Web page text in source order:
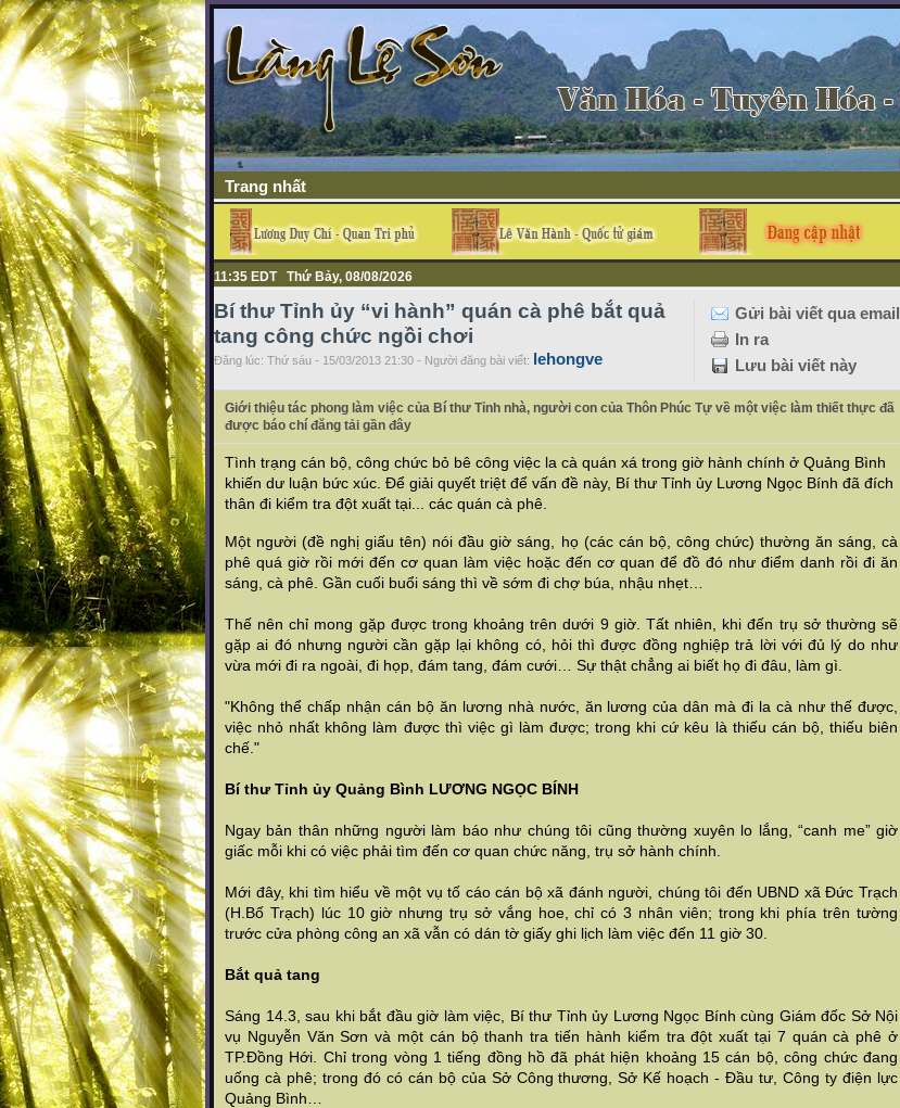
Trang nhất
11:35 EDT Thứ Bảy, 08/08/2026
Gửi bài viết qua email
In ra
Lưu bài viết này
Bí thư Tỉnh ủy “vi hành” quán cà phê bắt quả
tang công chức ngồi chơi
Đăng lúc: Thứ sáu - 15/03/2013 21:30 - Người đăng bài viết: lehongve
Giới thiệu tác phong làm việc của Bí thư Tỉnh nhà, người con của Thôn Phúc Tự về một việc làm thiết thực đã
được báo chí đăng tải gần đây
Tình trạng cán bộ, công chức bỏ bê công việc la cà quán xá trong giờ hành chính ở Quảng Bình
khiến dư luận bức xúc. Để giải quyết triệt để vấn đề này, Bí thư Tỉnh ủy Lương Ngọc Bính đã đích
thân đi kiểm tra đột xuất tại... các quán cà phê.
Một người (đề nghị giấu tên) nói đầu giờ sáng, họ (các cán bộ, công chức) thường ăn sáng, cà
phê quá giờ rồi mới đến cơ quan làm việc hoặc đến cơ quan để đồ đó như điểm danh rồi đi ăn
sáng, cà phê. Gần cuối buổi sáng thì về sớm đi chợ búa, nhậu nhẹt…
Thế nên chỉ mong gặp được trong khoảng trên dưới 9 giờ. Tất nhiên, khi đến trụ sở thường sẽ
gặp ai đó nhưng người cần gặp lại không có, hỏi thì được đồng nghiệp trả lời với đủ lý do như
vừa mới đi ra ngoài, đi họp, đám tang, đám cưới… Sự thật chẳng ai biết họ đi đâu, làm gì.
"Không thể chấp nhận cán bộ ăn lương nhà nước, ăn lương của dân mà đi la cà như thế được,
việc nhỏ nhất không làm được thì việc gì làm được; trong khi cứ kêu là thiếu cán bộ, thiếu biên
chế."
Bí thư Tỉnh ủy Quảng Bình LƯƠNG NGỌC BÍNH
Ngay bản thân những người làm báo như chúng tôi cũng thường xuyên lo lắng, “canh me” giờ
giấc mỗi khi có việc phải tìm đến cơ quan chức năng, trụ sở hành chính.
Mới đây, khi tìm hiểu về một vụ tố cáo cán bộ xã đánh người, chúng tôi đến UBND xã Đức Trạch
(H.Bố Trạch) lúc 10 giờ nhưng trụ sở vắng hoe, chỉ có 3 nhân viên; trong khi phía trên tường
trước cửa phòng công an xã vẫn có dán tờ giấy ghi lịch làm việc đến 11 giờ 30.
Bắt quả tang
Sáng 14.3, sau khi bắt đầu giờ làm việc, Bí thư Tỉnh ủy Lương Ngọc Bính cùng Giám đốc Sở Nội
vụ Nguyễn Văn Sơn và một cán bộ thanh tra tiến hành kiểm tra đột xuất tại 7 quán cà phê ở
TP.Đồng Hới. Chỉ trong vòng 1 tiếng đồng hồ đã phát hiện khoảng 15 cán bộ, công chức đang
uống cà phê; trong đó có cán bộ của Sở Công thương, Sở Kế hoạch - Đầu tư, Công ty điện lực
Quảng Bình…